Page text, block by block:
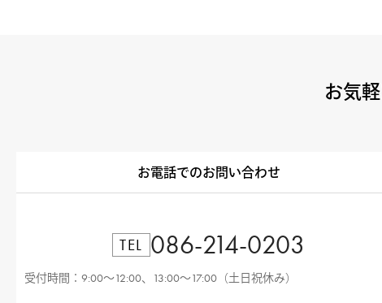
お気
お電話でのお問い合わせ
TEL 086-214-0203
受付時間：9:00〜12:00、13:00〜17:00（土日祝休み）